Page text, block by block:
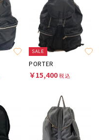
SALE
PORTER
￥15,400税込